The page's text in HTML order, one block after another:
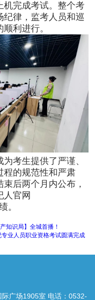
机完成考试。整个考
律，监考人员和巡
利进行。
考生提供了严谨、
程的规范性和严肃
后两个月内公布，
人官网
。
知识局】全城首播！
业人员职业资格考试圆满完成
广场1905室 电话：0532-